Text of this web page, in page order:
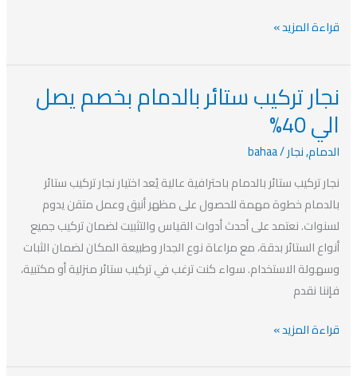
قراءة المزيد »
نجار تركيب ستائر بالدمام بخصم يصل
الي 40%
الدمام,نجار/
bahaa
نجار تركيب ستائر بالدمام باحترافية عالية يُعد اختيار نجار تركيب ستائر
بالدمام خطوة مهمة للحصول على مظهر أنيق وعمل متقن يدوم
لسنوات. نعتمد على أحدث أدوات القياس والتثبيت لضمان تركيب جميع
أنواع الستائر بدقة، مع مراعاة نوع الجدار وطبيعة المكان لضمان الثبات
وسهولة الاستخدام. سواء كنت ترغب في تركيب ستائر منزلية أو مكتبية،
فإننا نقدم
نجار
تركيب
ستائر
بالدمام
بخصم
يصل
الي
40%
قراءة المزيد »